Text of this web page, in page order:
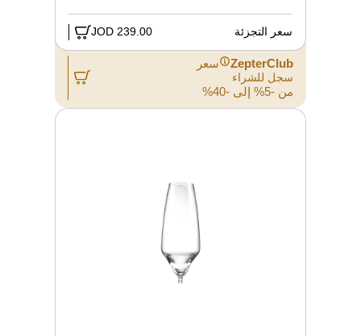
سعر التجزئة 239.00 JOD
ZepterClub سعر
سجل للشراء
من -5% إلى -40%